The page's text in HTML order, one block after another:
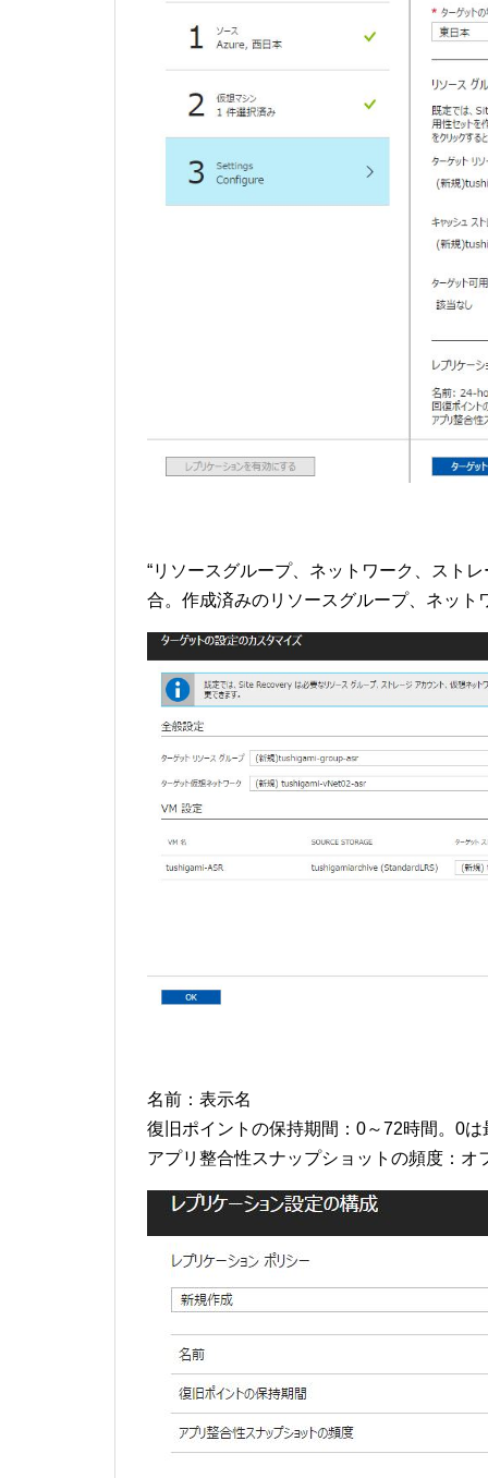
“リソースグループ、ネットワーク、スト
合。作成済みのリソースグループ、ネット
名前：表示名
復旧ポイントの保持期間：0～72時間。0
アプリ整合性スナップショットの頻度：オ